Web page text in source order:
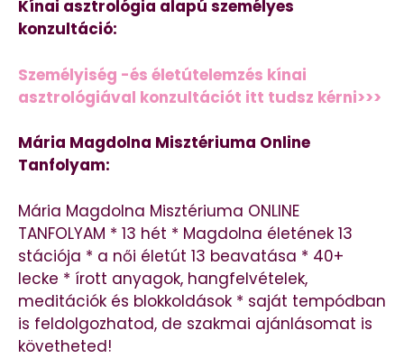
Kínai asztrológia alapú személyes
konzultáció:
Személyiség -és életútelemzés kínai
asztrológiával konzultációt itt tudsz kérni>>>
Mária Magdolna Misztériuma Online
Tanfolyam:
Mária Magdolna Misztériuma ONLINE
TANFOLYAM * 13 hét * Magdolna életének 13
stációja * a női életút 13 beavatása * 40+
lecke * írott anyagok, hangfelvételek,
meditációk és blokkoldások * saját tempódban
is feldolgozhatod, de szakmai ajánlásomat is
követheted!